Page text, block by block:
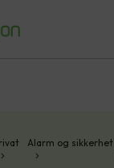
Alarm og sikkerhet